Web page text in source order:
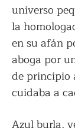
universo
la
en su afán
aboga por
de principio
cuidaba a
Azul burla,